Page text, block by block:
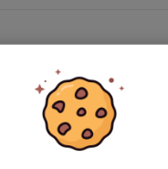
klubbdag
tomtägarförening
storstugan